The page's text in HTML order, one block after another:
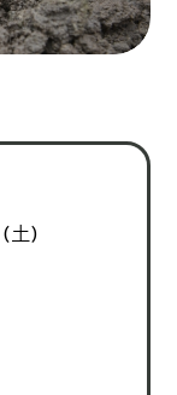
(土)